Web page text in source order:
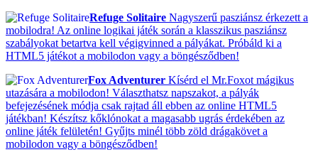
Refuge Solitaire Nagyszerű pasziánsz érkezett a
mobilodra! Az online logikai játék során a klasszikus pasziánsz
szabályokat betartva kell végigvinned a pályákat. Próbáld ki a
HTML5 játékot a mobilodon vagy a böngésződben!
Fox Adventurer Kísérd el Mr.Foxot mágikus
utazására a mobilodon! Választhatsz napszakot, a pályák
befejezésének módja csak rajtad áll ebben az online HTML5
játékban! Készítsz kőklónokat a magasabb ugrás érdekében az
online játék felületén! Gyűjts minél több zöld drágakövet a
mobilodon vagy a böngésződben!